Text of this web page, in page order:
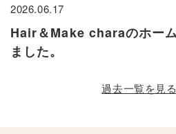
2026.06.17
Hair＆Make charaのホー
ました。
過去一覧を見る